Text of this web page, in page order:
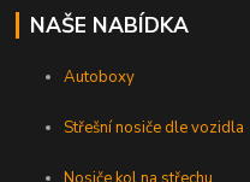
NAŠE NABÍDKA
Autoboxy
Střešní nosiče dle vozidla